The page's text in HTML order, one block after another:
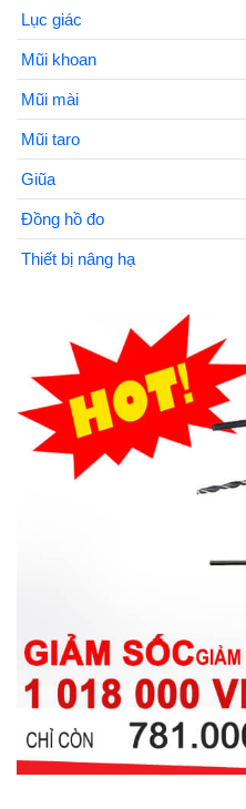
Lục giác
Mũi khoan
Mũi mài
Mũi taro
Giũa
Đồng hồ đo
Thiết bị nâng hạ